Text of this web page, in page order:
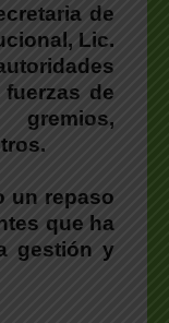
de
Lic.
de
gremios,
un repaso
que ha
gestión y